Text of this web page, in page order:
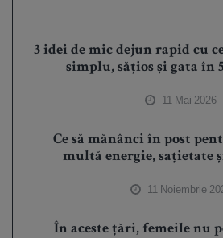
3 idei de mic dejun rapid cu
simplu, sățios și gata în
11 Mai 2026
Ce să mănânci în post
multă energie, sațietate
11 Noiembrie
În aceste țări, femeile nu